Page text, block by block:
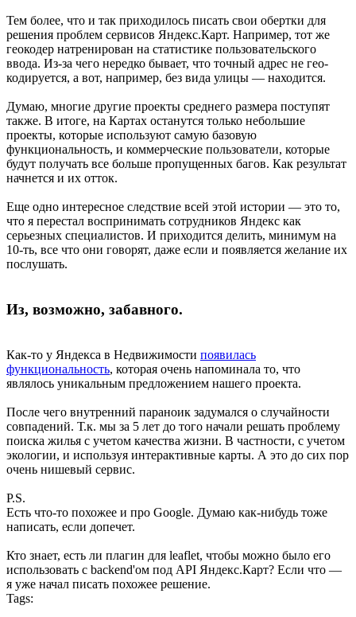
Тем более, что и так приходилось писать свои обертки для
решения проблем сервисов Яндекс.Карт. Например, тот же
геокодер натренирован на статистике пользовательского
ввода. Из-за чего нередко бывает, что точный адрес не гео-
кодируется, а вот, например, без вида улицы — находится.
Думаю, многие другие проекты среднего размера поступят
также. В итоге, на Картах останутся только небольшие
проекты, которые используют самую базовую
функциональность, и коммерческие пользователи, которые
будут получать все больше пропущенных багов. Как результат
начнется и их отток.
Еще одно интересное следствие всей этой истории — это то,
что я перестал воспринимать сотрудников Яндекс как
серьезных специалистов. И приходится делить, минимум на
10-ть, все что они говорят, даже если и появляется желание их
послушать.
Из, возможно, забавного.
Как-то у Яндекса в Недвижимости появилась
функциональность, которая очень напоминала то, что
являлось уникальным предложением нашего проекта.
После чего внутренний параноик задумался о случайности
совпадений. Т.к. мы за 5 лет до того начали решать проблему
поиска жилья с учетом качества жизни. В частности, с учетом
экологии, и используя интерактивные карты. А это до сих пор
очень нишевый сервис.
P.S.
Есть что-то похожее и про Google. Думаю как-нибудь тоже
написать, если допечет.
Кто знает, есть ли плагин для leaflet, чтобы можно было его
использовать с backend'ом под API Яндекс.Карт? Если что —
я уже начал писать похожее решение.
Tags: